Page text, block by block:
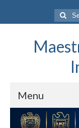
Search
for:
Menu
UA